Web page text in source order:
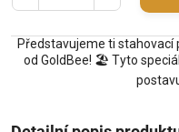
Představujeme ti stahovací
od GoldBee! 🏖️ Tyto